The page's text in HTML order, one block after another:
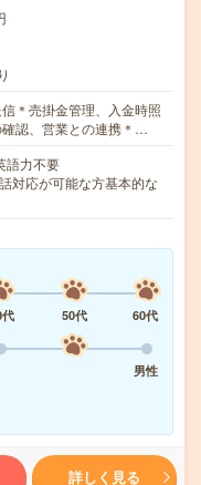
＊売掛金管理、入金時照
認、営業との連携＊…
語力不要
対応が可能な方基本的な
50代
60代
男性
詳しく見る